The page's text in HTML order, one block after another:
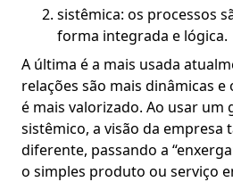
sistêmica: os processos
forma integrada e lógica.
A última é a mais usada
relações são mais dinâmicas
é mais valorizado. Ao usar um
sistêmico, a visão da empresa
diferente, passando a
o simples produto ou serviço